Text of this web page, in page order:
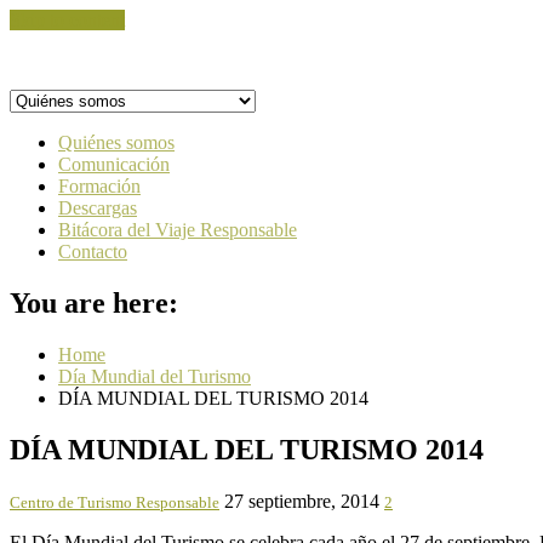
Quiénes somos
Comunicación
Formación
Descargas
Bitácora del Viaje Responsable
Contacto
You are here:
Home
Día Mundial del Turismo
DÍA MUNDIAL DEL TURISMO 2014
DÍA MUNDIAL DEL TURISMO 2014
Centro de Turismo Responsable 27 septiembre, 2014 2